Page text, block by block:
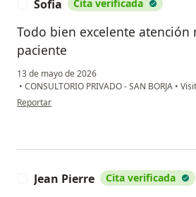
Sofia Cita verificada
Todo bien excelente atención
paciente
13 de mayo de 2026
• CONSULTORIO PRIVADO - SAN BORJA •
en opinión del usuario Sofia
Reportar
Jean Pierre Cita verificada